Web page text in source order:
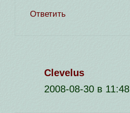
Ответить
Clevelus
2008-08-30 в 11:48